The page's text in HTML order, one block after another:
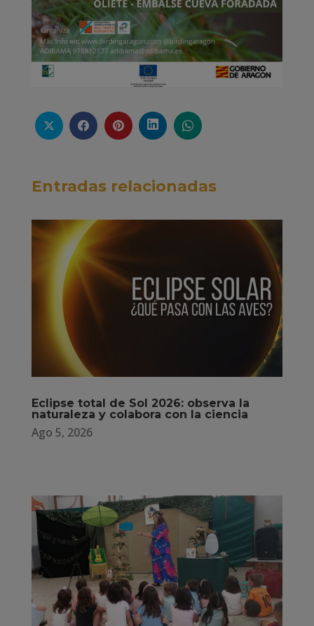
Entradas relacionadas
Eclipse total de Sol 2026: observa la
naturaleza y colabora con la ciencia
Ago 5, 2026